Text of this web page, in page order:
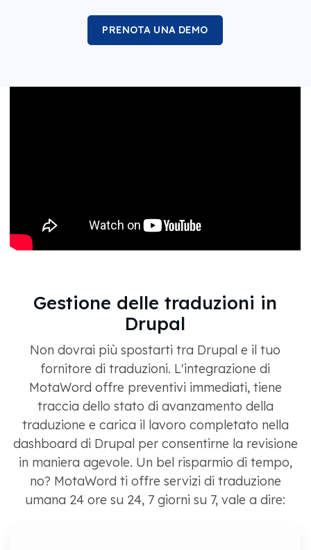
PRENOTA UNA DEMO
Gestione delle traduzioni in
Drupal
Non dovrai più spostarti tra Drupal e il tuo
fornitore di traduzioni. L'integrazione di
MotaWord offre preventivi immediati, tiene
traccia dello stato di avanzamento della
traduzione e carica il lavoro completato nella
dashboard di Drupal per consentirne la revisione
in maniera agevole. Un bel risparmio di tempo,
no? MotaWord ti offre servizi di traduzione
umana 24 ore su 24, 7 giorni su 7, vale a dire: